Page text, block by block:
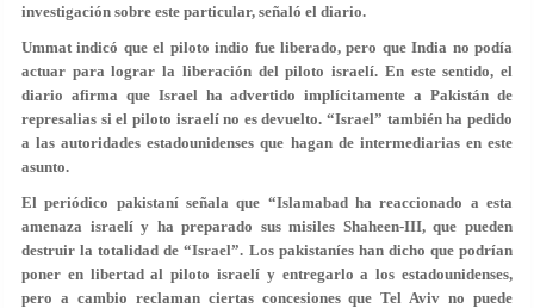
investigación sobre este particular, señaló el diario.
Ummat indicó que el piloto indio fue liberado, pero que India no podía
actuar para lograr la liberación del piloto israelí. En este sentido, el
diario afirma que Israel ha advertido implícitamente a Pakistán de
represalias si el piloto israelí no es devuelto. “Israel” también ha pedido
a las autoridades estadounidenses que hagan de intermediarias en este
asunto.
El periódico pakistaní señala que “Islamabad ha reaccionado a esta
amenaza israelí y ha preparado sus misiles Shaheen-III, que pueden
destruir la totalidad de “Israel”. Los pakistaníes han dicho que podrían
poner en libertad al piloto israelí y entregarlo a los estadounidenses,
pero a cambio reclaman ciertas concesiones que Tel Aviv no puede